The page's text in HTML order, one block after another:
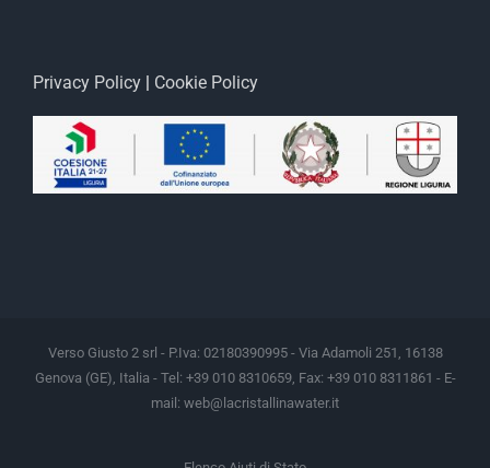
Privacy Policy Cookie Policy
Verso Giusto 2 srl - P.Iva: 02180390995 - Via Adamoli 251, 16138
Genova (GE), Italia - Tel: +39 010 8310659, Fax: +39 010 8311861 - E-
mail: web@lacristallinawater.it